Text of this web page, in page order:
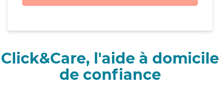
Click&Care, l'aide à domicile
de confiance